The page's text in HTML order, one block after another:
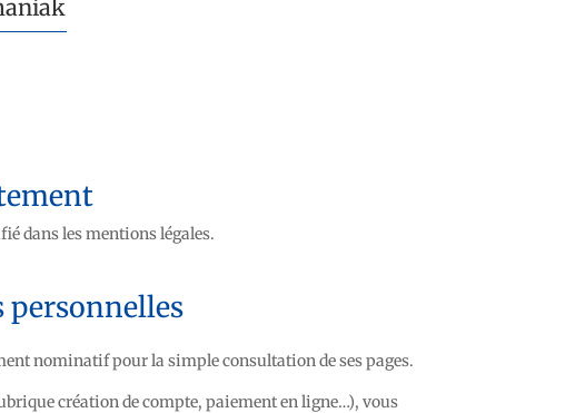
dans les mentions légales.
personnelles
nominatif pour la simple consultation de ses pages.
création de compte, paiement en ligne…), vous